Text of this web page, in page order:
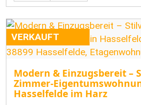
VERKAUFT
Modern & Einzugsbereit –
Zimmer-
Hasselfelde im Harz